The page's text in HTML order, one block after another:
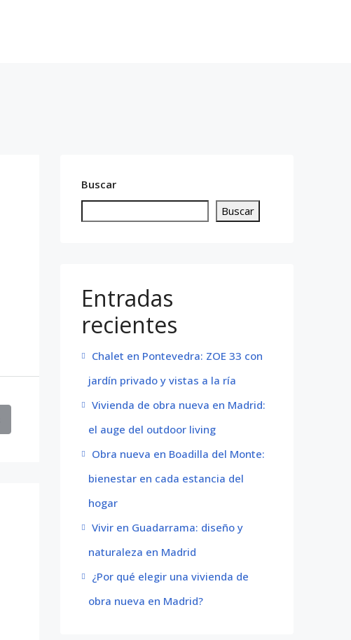
Buscar
Buscar
Entradas
recientes
Chalet en Pontevedra: ZOE 33 con
jardín privado y vistas a la ría
Vivienda de obra nueva en Madrid:
el auge del outdoor living
Obra nueva en Boadilla del Monte:
bienestar en cada estancia del
hogar
Vivir en Guadarrama: diseño y
naturaleza en Madrid
¿Por qué elegir una vivienda de
obra nueva en Madrid?